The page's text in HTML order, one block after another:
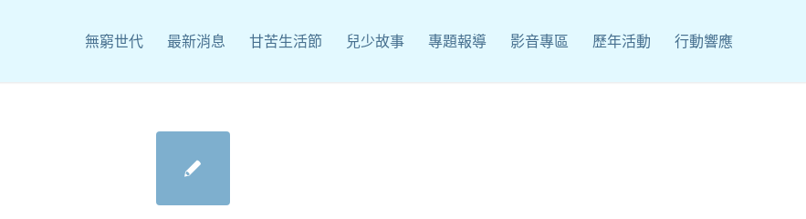
無窮世代 最新消息 甘苦生活節 兒少故事 專題報導 影音專區 歷年活動 行動響應